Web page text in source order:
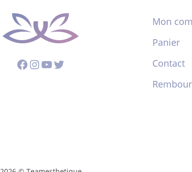
Facebook
Instagram
YouTube
Twitter
Mon
Panier
Contact